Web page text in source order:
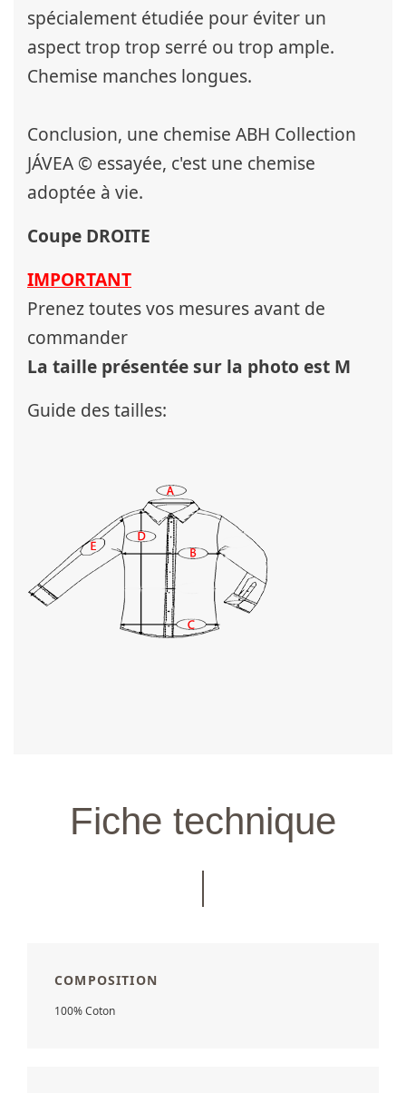
spécialement étudiée pour éviter un
aspect trop trop serré ou trop ample.
Chemise manches longues.
Conclusion, une chemise ABH Collection
JÁVEA © essayée, c'est une chemise
adoptée à vie.
Coupe DROITE
IMPORTANT
Prenez toutes vos mesures avant de
commander
La taille présentée sur la photo est M
Guide des tailles:
Fiche technique
COMPOSITION
100% Coton